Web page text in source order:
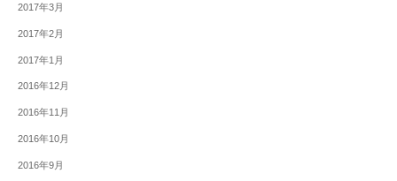
2017年3月
2017年2月
2017年1月
2016年12月
2016年11月
2016年10月
2016年9月